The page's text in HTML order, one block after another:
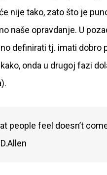
nije tako, zato što je
naše opravdanje. U
definirati tj. imati
onda u drugoj fazi
people feel doesn’t